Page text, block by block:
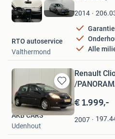
Mijn
Favorieten2014
Garantie
Alle
RTO autoservice
Valthermond
Bewaren
in
Mijn
Favorieten
Renault
/
€ 1.999,-
2007
AKB CARS
Udenhout